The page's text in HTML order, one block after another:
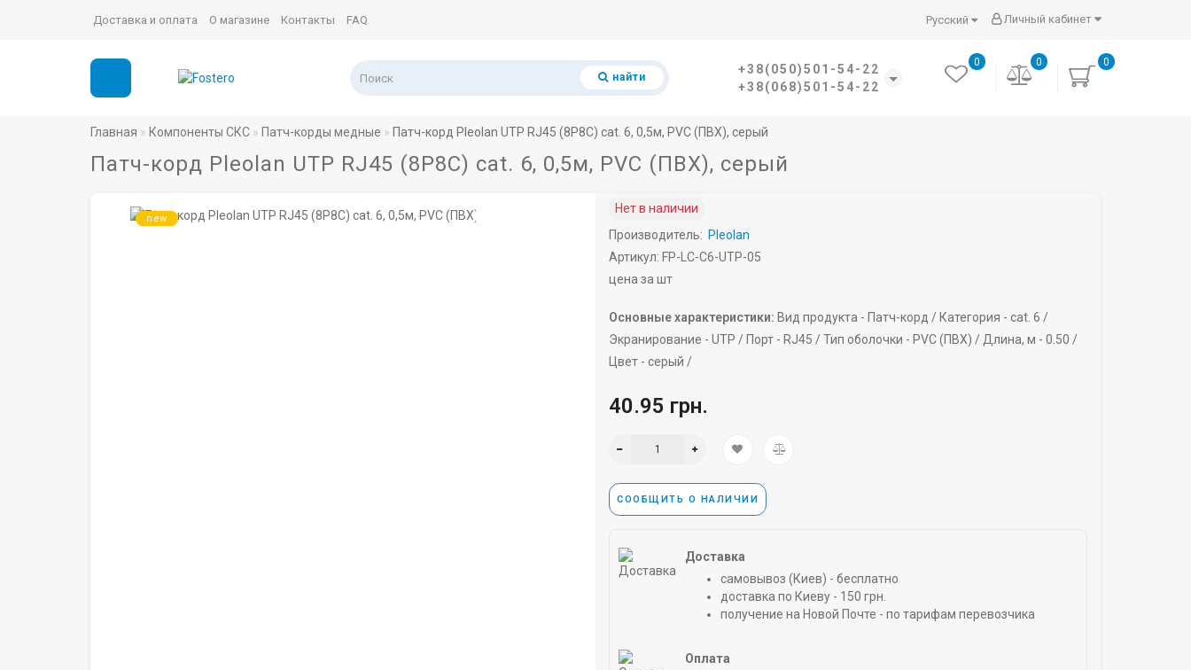
Личный кабинет
Русский
Доставка и оплата О магазине Контакты FAQ
найти
+38(050)501-54-22
+38(068)501-54-22
0
0
0
Главная Компоненты СКС Патч-корды медные Патч-корд Pleolan UTP RJ45 (8P8C) cat. 6, 0,5м, PVC (ПВХ), серый
Патч-корд Pleolan UTP RJ45 (8P8C) cat. 6, 0,5м, PVC (ПВХ), серый
new
Нет в наличии
Производитель: Pleolan
Артикул: FP-LC-C6-UTP-05
цена за шт
Основные характеристики: Вид продукта - Патч-корд / Категория - cat. 6 /
Экранирование - UTP / Порт - RJ45 /Тип оболочки - PVC (ПВХ) / Длина, м - 0.50 /
Цвет - серый /
40.95 грн.
СООБЩИТЬ О НАЛИЧИИ
Доставка
самовывоз (Киев) - бесплатно
доставка по Киеву - 150 грн.
получение на Новой Почте - по тарифам перевозчика
Оплата